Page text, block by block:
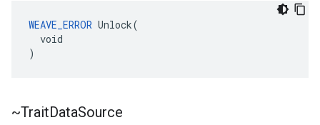
WEAVE_ERROR Unlock(
  void
)
~TraitDataSource